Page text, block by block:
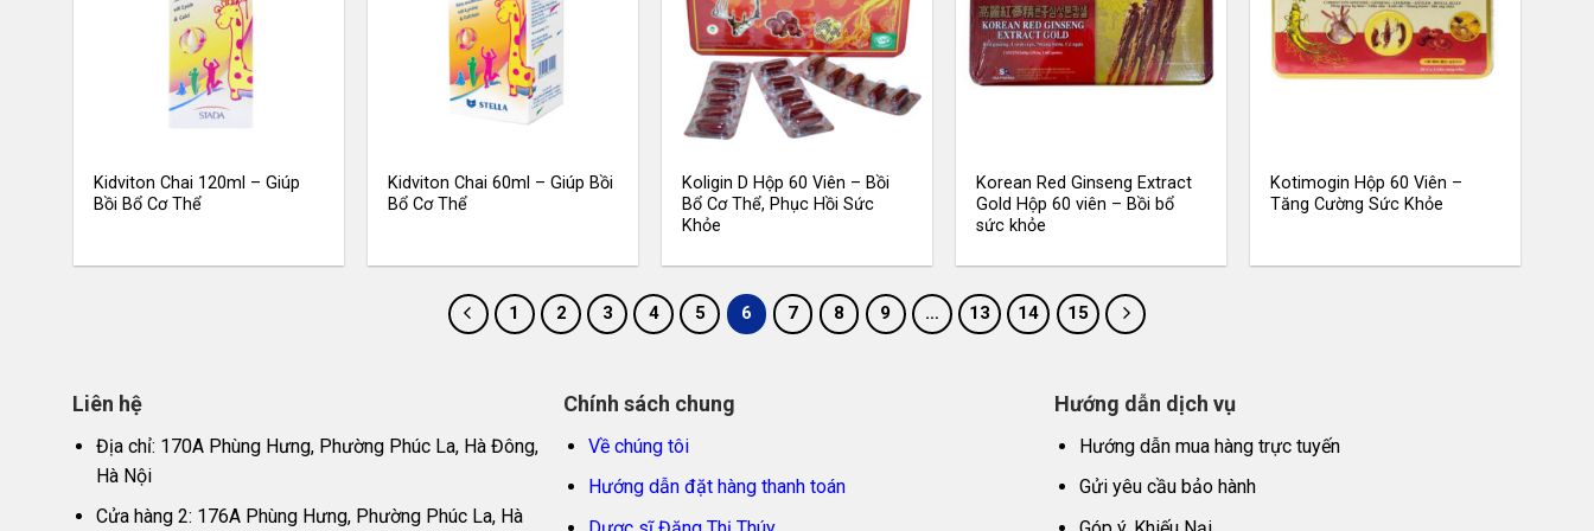
Kidviton Chai 120ml – Giúp
Bồi Bổ Cơ Thể
Kidviton Chai 60ml – Giúp Bồi
Bổ Cơ Thể
Koligin D Hộp 60 Viên – Bồi
Bổ Cơ Thể, Phục Hồi Sức
Khỏe
Korean Red Ginseng Extract
Gold Hộp 60 viên – Bồi bổ
sức khỏe
Kotimogin Hộp 60 Viên –
Tăng Cường Sức Khỏe
1 2 3 4 5 6 7 8 9 … 13 14 15
Liên hệ
Địa chỉ: 170A Phùng Hưng, Phường Phúc La, Hà Đông,
Hà Nội
Cửa hàng 2: 176A Phùng Hưng, Phường Phúc La, Hà
Chính sách chung
Về chúng tôi
Hướng dẫn đặt hàng thanh toán
Hướng dẫn dịch vụ
Hướng dẫn mua hàng trực tuyến
Gửi yêu cầu bảo hành